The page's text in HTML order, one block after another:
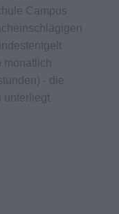
Campus
monatlich
- die
unterliegt